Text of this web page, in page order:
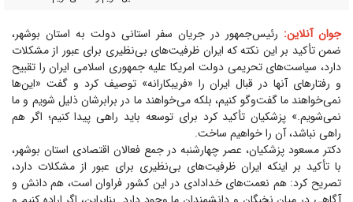
جوان آنلاین: رئیس‌جمهور در جریان سفر استانی دولت به استان بوشهر،
ضمن تأکید بر این نکته که ایران ظرفیت‌های بی‌نظیری برای عبور از مشکلات
دارد، سیاست‌های تحریمی دولت امریکا علیه جمهوری اسلامی ایران را تقبیح
و رفتار‌های آنها در قبال ایران را «فریبکارانه» توصیف کرد و گفت «این‌ها
نمی‌خواهند ما گفت‌و‌گو کنیم، بلکه می‌خواهند ما در برابرشان ذلیل شویم و ما
نمی‌شویم.» پزشکیان تأکید کرد برای توسعه باید راهی پیدا کنیم؛ اگر هم
راهی نباشد، آن را خواهیم ساخت.
دکتر مسعود پزشکیان، عصر چهارشنبه در جمع فعالان اقتصادی استان بوشهر،
با تأکید بر اینکه ایران ظرفیت‌های بی‌نظیری برای عبور از مشکلات دارد،
تصریح کرد: هم نعمت‌های خدادادی در این کشور فراوان است، هم دانش و